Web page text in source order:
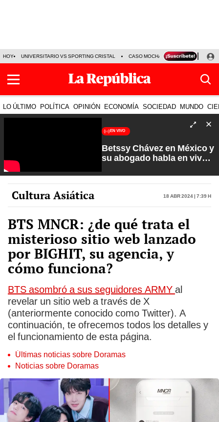
HOY UNIVERSITARIO VS SPORTING CRISTAL CASO MOCHASUELDOS
LO ÚLTIMO POLÍTICA OPINIÓN ECONOMÍA SOCIEDAD MUNDO
EN VIVO
Betssy Chávez en México y
su abogado habla en vivo |
Carlos Cornejo
Cultura Asiática 18 Abr 2024 | 7:39 h
BTS MNCR: ¿de qué trata el
misterioso sitio web lanzado
por BIGHIT, su agencia, y
cómo funciona?
BTS asombró a sus seguidores ARMY al
revelar un sitio web a través de X
(anteriormente conocido como Twitter). A
continuación, te ofrecemos todos los detalles y
el funcionamiento de esta página.
Últimas noticias sobre Doramas
Noticias sobre Doramas